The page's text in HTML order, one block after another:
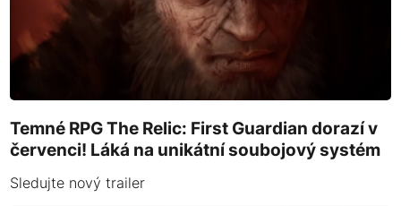
Temné RPG The Relic: First Guardian dorazí v
červenci! Láká na unikátní soubojový systém
Sledujte nový trailer